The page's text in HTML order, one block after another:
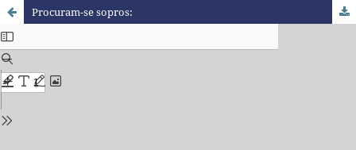
Procuram-se sopros: